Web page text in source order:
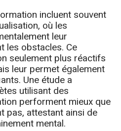
incluent souvent
où les
leur
les obstacles. Ce
seulement plus réactifs
leur permet également
Une étude a
utilisant des
performent mieux que
pas, attestant ainsi de
mental.